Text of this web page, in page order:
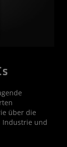
über die
Industrie und